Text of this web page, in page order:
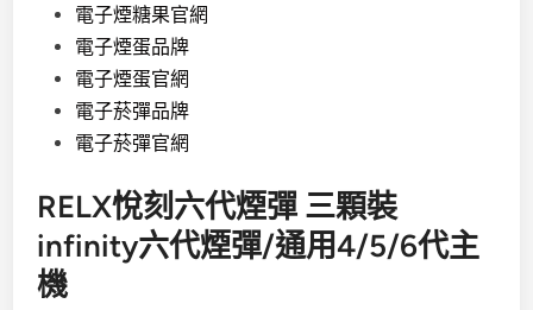
電子煙糖果官網
電子煙蛋品牌
電子煙蛋官網
電子菸彈品牌
電子菸彈官網
RELX悅刻六代煙彈 三顆裝
infinity六代煙彈/通用4/5/6代主
機